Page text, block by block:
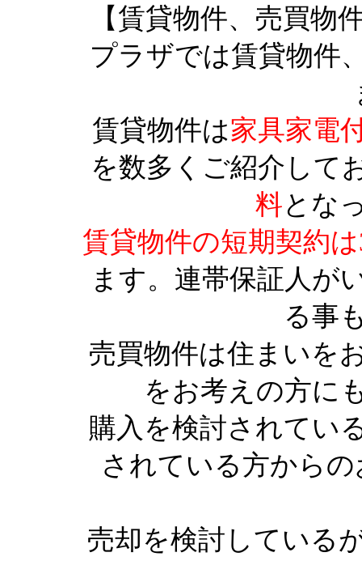
【賃貸物件、売買物
プラザでは賃貸物件
賃貸物件は家具家電
を数多くご紹介して
料とな
賃貸物件の短期契約
ます。連帯保証人が
る事
売買物件は住まいを
をお考えの方に
購入を検討されてい
されている方から
売却を検討している